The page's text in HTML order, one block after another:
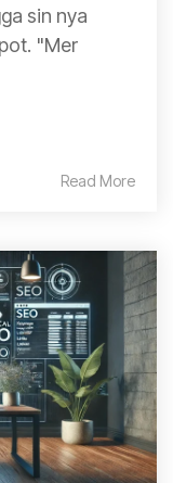
sin nya
"Mer
Read More